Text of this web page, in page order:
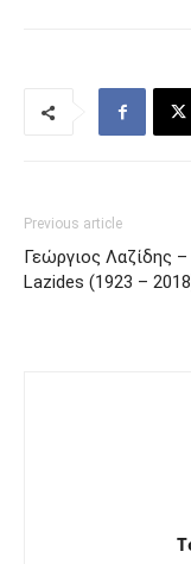
Previous article
Γεώργιος Λαζίδης –
Lazides (1923 –